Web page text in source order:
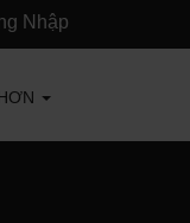
Nhập